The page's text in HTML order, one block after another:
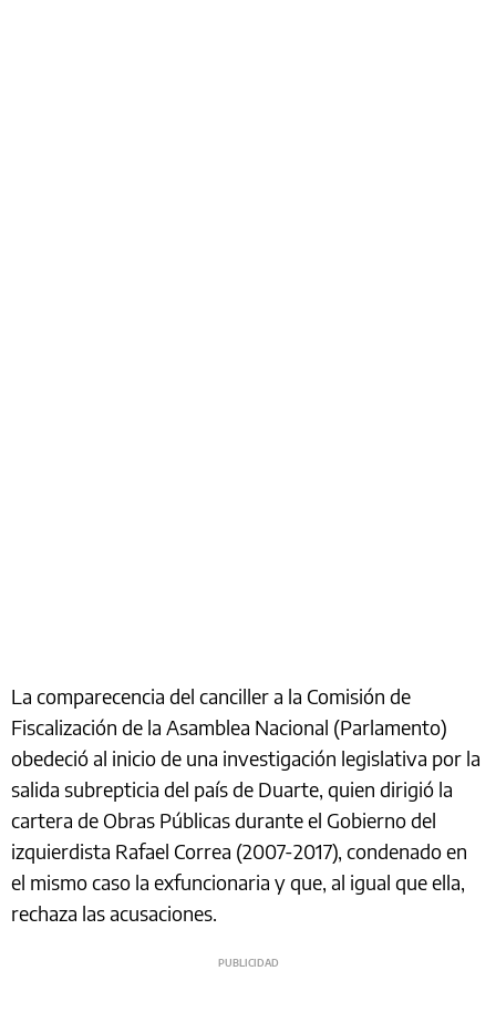
La comparecencia del canciller a la Comisión de
Fiscalización de la Asamblea Nacional (Parlamento)
obedeció al inicio de una investigación legislativa por la
salida subrepticia del país de Duarte, quien dirigió la
cartera de Obras Públicas durante el Gobierno del
izquierdista Rafael Correa (2007-2017), condenado en
el mismo caso la exfuncionaria y que, al igual que ella,
rechaza las acusaciones.